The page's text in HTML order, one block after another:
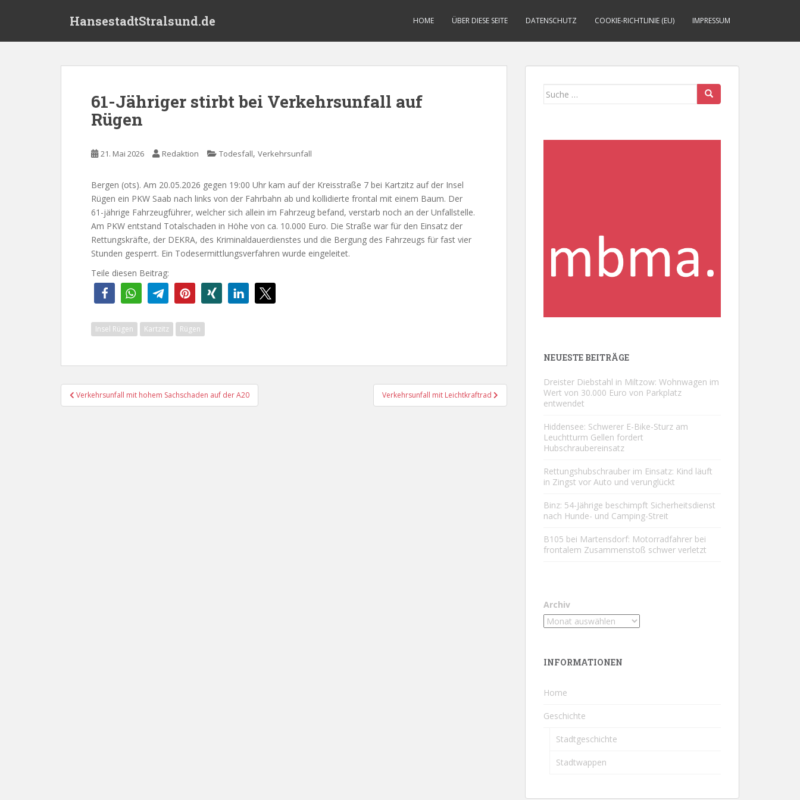
HansestadtStralsund.de HOME ÜBER DIESE SEITE DATENSCHUTZ COOKIE-RICHTLINIE (EU) IMPRESSUM
61-Jähriger stirbt bei Verkehrsunfall auf
Rügen
21. Mai 2026 Redaktion Todesfall, Verkehrsunfall
Bergen (ots). Am 20.05.2026 gegen 19:00 Uhr kam auf der Kreisstraße 7 bei Kartzitz auf der Insel
Rügen ein PKW Saab nach links von der Fahrbahn ab und kollidierte frontal mit einem Baum. Der
61-jährige Fahrzeugführer, welcher sich allein im Fahrzeug befand, verstarb noch an der Unfallstelle.
Am PKW entstand Totalschaden in Höhe von ca. 10.000 Euro. Die Straße war für den Einsatz der
Rettungskräfte, der DEKRA, des Kriminaldauerdienstes und die Bergung des Fahrzeugs für fast vier
Stunden gesperrt. Ein Todesermittlungsverfahren wurde eingeleitet.
Teile diesen Beitrag:
Insel Rügen Kartzitz Rügen
Beitragsnavigation
Verkehrsunfall mit hohem Sachschaden auf der A20 Verkehrsunfall mit Leichtkraftrad
Suche
NEUESTE BEITRÄGE
Dreister Diebstahl in Miltzow: Wohnwagen im
Wert von 30.000 Euro von Parkplatz
entwendet
Hiddensee: Schwerer E-Bike-Sturz am
Leuchtturm Gellen fordert
Hubschraubereinsatz
Rettungshubschrauber im Einsatz: Kind läuft
in Zingst vor Auto und verunglückt
Binz: 54-Jährige beschimpft Sicherheitsdienst
nach Hunde- und Camping-Streit
B105 bei Martensdorf: Motorradfahrer bei
frontalem Zusammenstoß schwer verletzt
Archiv
INFORMATIONEN
Home
Geschichte
Stadtgeschichte
Stadtwappen